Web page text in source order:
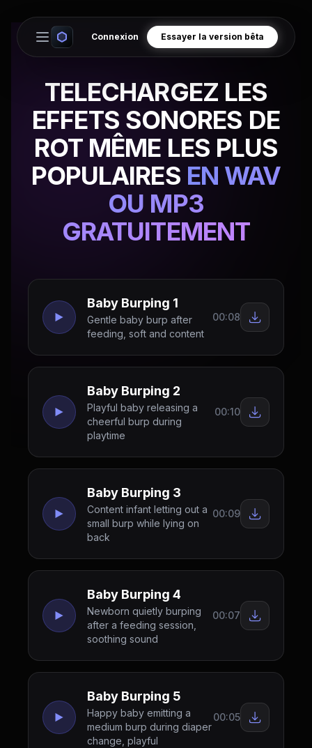
Open main menu
Connexion Essayer la version bêta
TELECHARGEZ LES
EFFETS SONORES DE
ROT MÊME LES PLUS
POPULAIRES EN WAV
OU MP3
GRATUITEMENT
Baby Burping 1
Gentle baby burp after
feeding, soft and content
00:08
Baby Burping 2
Playful baby releasing a
cheerful burp during
playtime
00:10
Baby Burping 3
Content infant letting out a
small burp while lying on
back
00:09
Baby Burping 4
Newborn quietly burping
after a feeding session,
soothing sound
00:07
Baby Burping 5
Happy baby emitting a
medium burp during diaper
change, playful
00:05